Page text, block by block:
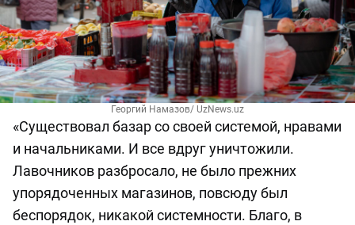
Георгий Намазов/ UzNews.uz
«Существовал базар со своей системой, нравами
и начальниками. И все вдруг уничтожили.
Лавочников разбросало, не было прежних
упорядоченных магазинов, повсюду был
беспорядок, никакой системности. Благо, в